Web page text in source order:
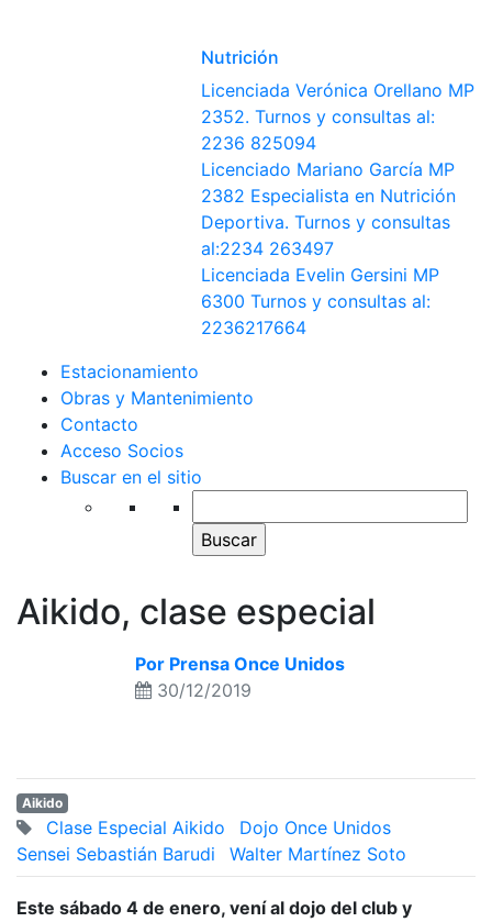
Nutrición
Licenciada Verónica Orellano MP
2352. Turnos y consultas al:
2236 825094
Licenciado Mariano García MP
2382 Especialista en Nutrición
Deportiva. Turnos y consultas
al:2234 263497
Licenciada Evelin Gersini MP
6300 Turnos y consultas al:
2236217664
Estacionamiento
Obras y Mantenimiento
Contacto
Acceso Socios
Buscar en el sitio
Aikido, clase especial
Por Prensa Once Unidos
30/12/2019
Aikido
Clase Especial Aikido
Dojo Once Unidos
Sensei Sebastián Barudi
Walter Martínez Soto
Este sábado 4 de enero, vení al dojo del club y